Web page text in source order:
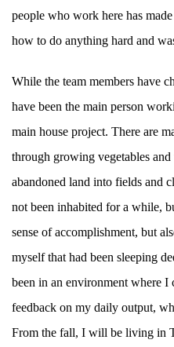
people who work here has
how to do anything hard and
While the team members have
have been the main person
main house project. There are
through growing vegetables
abandoned land into fields and
not been inhabited for a while,
sense of accomplishment, but
myself that had been sleeping
been in an environment where
feedback on my daily output,
From the fall, I will be living in